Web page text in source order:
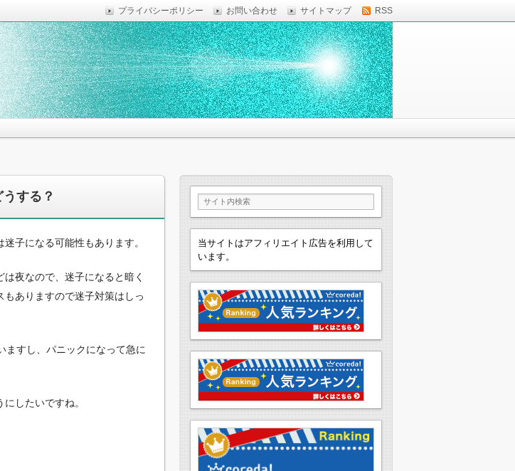
RSS
プライバシーポリシー お問い合わせ サイトマップ
を気がついた時に綴っています。
する？
子になる可能性もあります。
夜なので、迷子になると暗く
ありますので迷子対策はしっ
ますし、パニックになって急に
したいですね。
当サイトはアフィリエイト広告を利用して
います。